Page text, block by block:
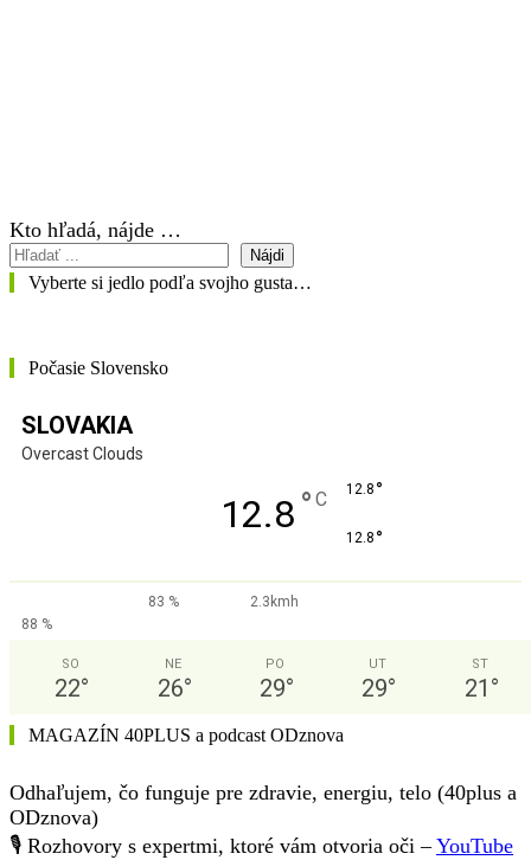
Kto hľadá, nájde …
Nájdi
Vyberte si jedlo podľa svojho gusta…
Počasie Slovensko
SLOVAKIA
Overcast Clouds
12.8 ° C 12.8 °
12.8 °
83 %
2.3kmh
88 %
SO
22°
NE
26°
PO
29°
UT
29°
ST
21 °
MAGAZÍN 40PLUS a podcast ODznova
Odhaľujem, čo funguje pre zdravie, energiu, telo (40plus a
ODznova)
🎙️ Rozhovory s expertmi, ktoré vám otvoria oči –YouTube